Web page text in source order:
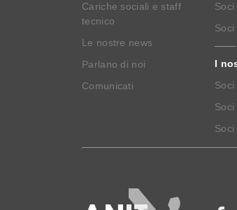
Cariche sociali e staff
tecnico
Le nostre news
Parlano di noi
Comunicati
Soci
Soci
I
Soci
Soci